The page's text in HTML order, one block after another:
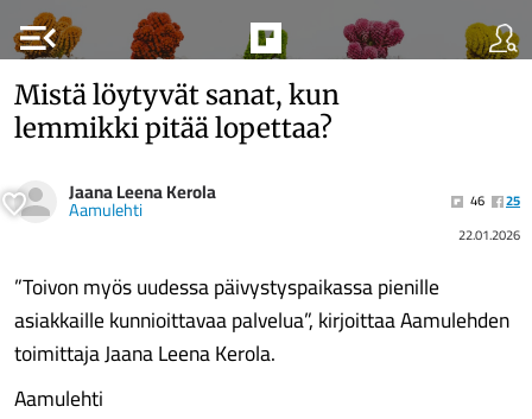
menu_open
Mistä löytyvät sanat, kun
lemmikki pitää lopettaa?
Jaana Leena Kerola
Aamulehti 46
25
22.01.2026
”Toivon myös uudessa päivystyspaikassa pienille
asiakkaille kunnioittavaa palvelua”, kirjoittaa Aamulehden
toimittaja Jaana Leena Kerola.
Aamulehti